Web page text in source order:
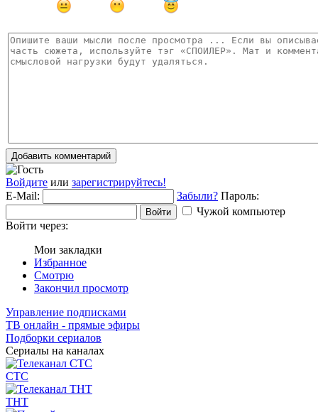
Добавить комментарий
Войдите или зарегистрируйтесь!
E-Mail:
Забыли? Пароль:
Войти
Чужой компьютер
Войти через:
Мои закладки
Избранное
Смотрю
Закончил просмотр
Управление подписками
ТВ онлайн - прямые эфиры
Подборки сериалов
Сериалы на каналах
СТС
ТНТ